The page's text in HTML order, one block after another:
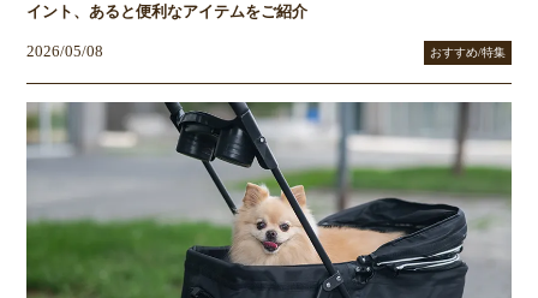
イント、あると便利なアイテムをご紹介
2026/05/08 おすすめ/特集